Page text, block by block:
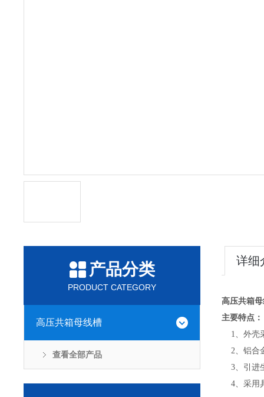
产品分类
PRODUCT CATEGORY
高压共箱母线槽
查看全部产品
详细
高压共箱
主要特点：
1、外壳
2、铝合
3、引进
4、采用